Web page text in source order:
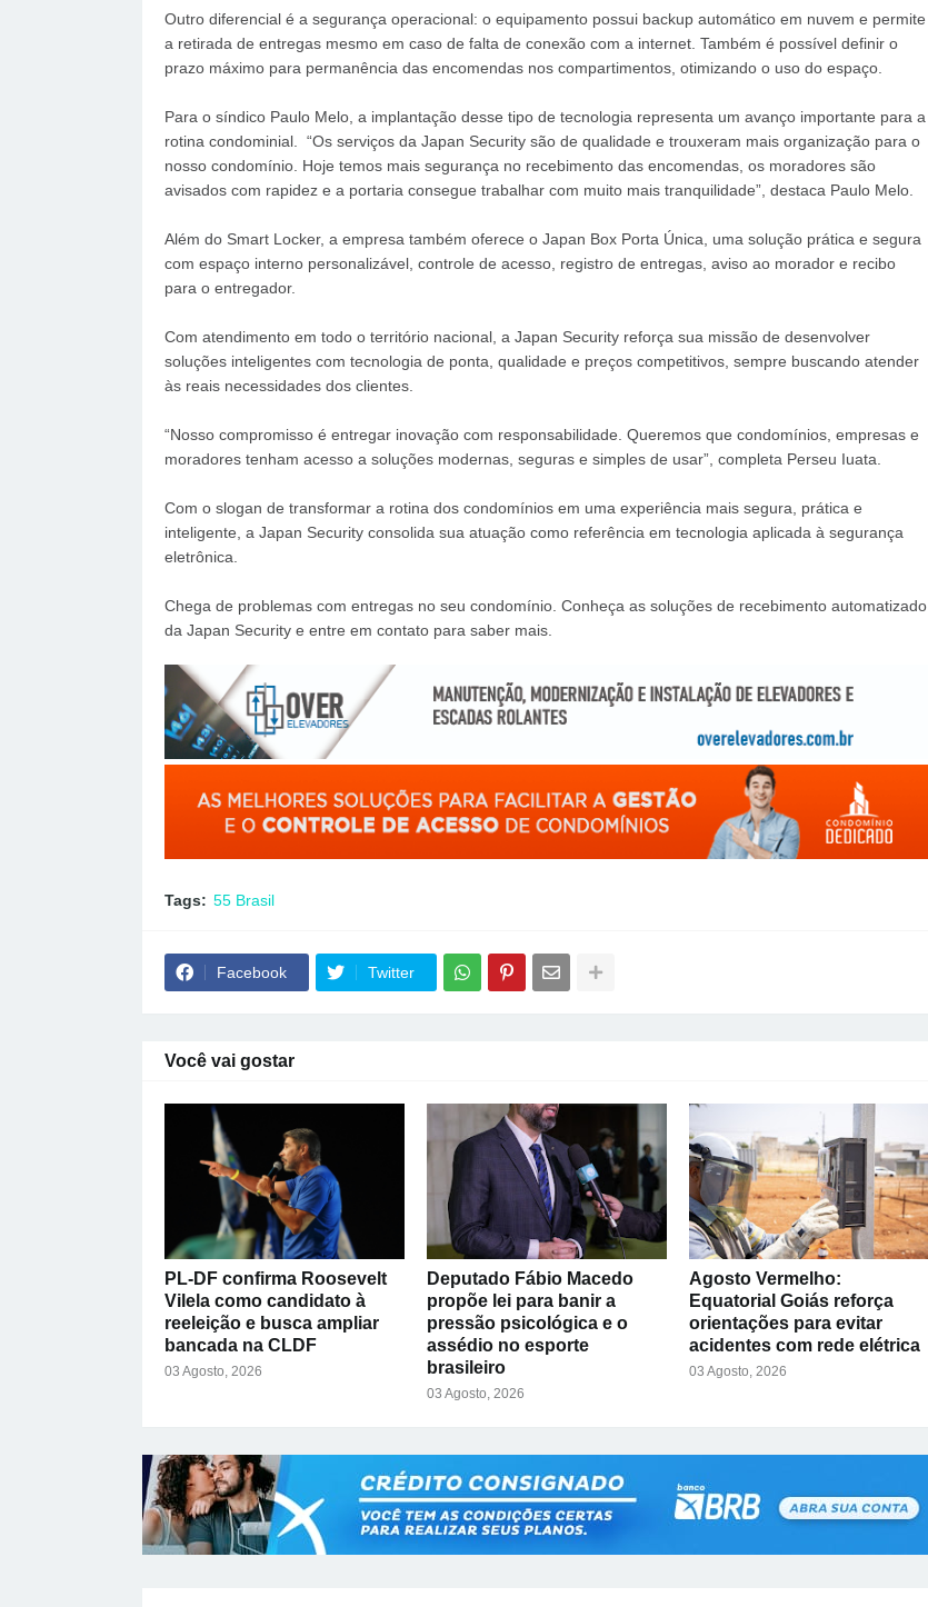
Outro diferencial é a segurança operacional: o equipamento possui backup automático em nuvem e permite
a retirada de entregas mesmo em caso de falta de conexão com a internet. Também é possível definir o
prazo máximo para permanência das encomendas nos compartimentos, otimizando o uso do espaço.
Para o síndico Paulo Melo, a implantação desse tipo de tecnologia representa um avanço importante para a
rotina condominial. “Os serviços da Japan Security são de qualidade e trouxeram mais organização para o
nosso condomínio. Hoje temos mais segurança no recebimento das encomendas, os moradores são
avisados com rapidez e a portaria consegue trabalhar com muito mais tranquilidade”, destaca Paulo Melo.
Além do Smart Locker, a empresa também oferece o Japan Box Porta Única, uma solução prática e segura
com espaço interno personalizável, controle de acesso, registro de entregas, aviso ao morador e recibo
para o entregador.
Com atendimento em todo o território nacional, a Japan Security reforça sua missão de desenvolver
soluções inteligentes com tecnologia de ponta, qualidade e preços competitivos, sempre buscando atender
às reais necessidades dos clientes.
“Nosso compromisso é entregar inovação com responsabilidade. Queremos que condomínios, empresas e
moradores tenham acesso a soluções modernas, seguras e simples de usar”, completa Perseu Iuata.
Com o slogan de transformar a rotina dos condomínios em uma experiência mais segura, prática e
inteligente, a Japan Security consolida sua atuação como referência em tecnologia aplicada à segurança
eletrônica.
Chega de problemas com entregas no seu condomínio. Conheça as soluções de recebimento automatizado
da Japan Security e entre em contato para saber mais.
Tags: 55 Brasil
Facebook Twitter
Você vai gostar
PL-DF confirma Roosevelt
Vilela como candidato à
reeleição e busca ampliar
bancada na CLDF
03 Agosto, 2026
Deputado Fábio Macedo
propõe lei para banir a
pressão psicológica e o
assédio no esporte
brasileiro
03 Agosto, 2026
Agosto Vermelho:
Equatorial Goiás reforça
orientações para evitar
acidentes com rede elétrica
03 Agosto, 2026